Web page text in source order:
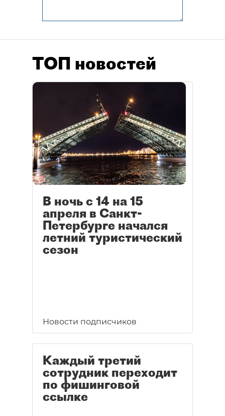
ТОП новостей
В ночь с 14 на 15
апреля в Санкт-
Петербурге начался
летний туристический
сезон
Новости подписчиков
Каждый третий
сотрудник переходит
по фишинговой
ссылке